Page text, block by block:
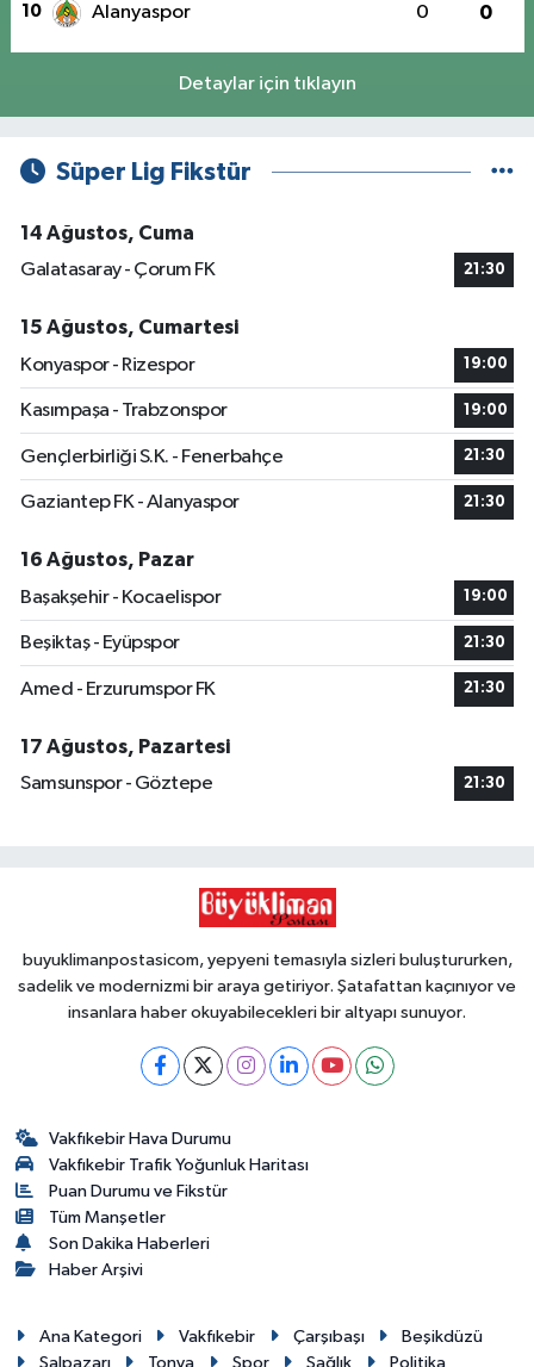
10 Alanyaspor 0 0
Detaylar için tıklayın
Süper Lig Fikstür
14 Ağustos, Cuma
Galatasaray - Çorum FK
21:30
15 Ağustos, Cumartesi
Konyaspor - Rizespor
19:00
Kasımpaşa - Trabzonspor 19:00
Gençlerbirliği S.K. - Fenerbahçe 21:30
Gaziantep FK - Alanyaspor 21:30
16 Ağustos, Pazar
Başakşehir - Kocaelispor
19:00
Beşiktaş - Eyüpspor 21:30
Amed - Erzurumspor FK 21:30
17 Ağustos, Pazartesi
Samsunspor - Göztepe
21:30
buyuklimanpostasicom, yepyeni temasıyla sizleri buluştururken,
sadelik ve modernizmi bir araya getiriyor. Şatafattan kaçınıyor ve
insanlara haber okuyabilecekleri bir altyapı sunuyor.
Vakfıkebir Hava Durumu
Vakfıkebir Trafik Yoğunluk Haritası
Puan Durumu ve Fikstür
Tüm Manşetler
Son Dakika Haberleri
Haber Arşivi
Ana Kategori Vakfıkebir Çarşıbaşı
Beşikdüzü
Şalpazarı
Tonya Spor Sağlık Politika